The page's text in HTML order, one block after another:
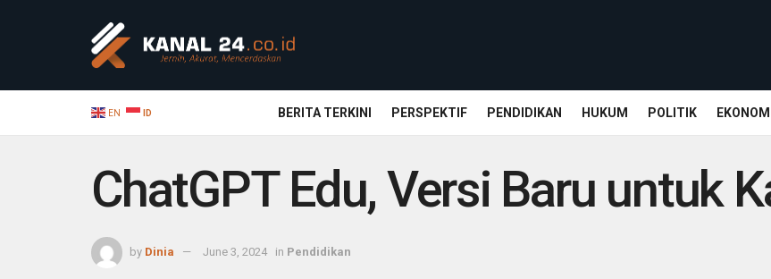
EN ID BERITA TERKINI PERSPEKTIF PENDIDIKAN HUKUM POLITIK EKONOMI
ChatGPT Edu, Versi Baru untuk
by Dinia June 3, 2024 in Pendidikan